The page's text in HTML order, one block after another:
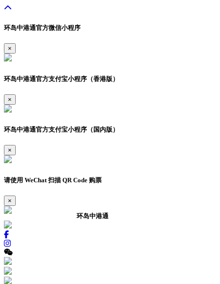
环岛中港通官方微信小程序
×
环岛中港通官方支付宝小程序（香港版）
×
环岛中港通官方支付宝小程序（国内版）
×
请使用 WeChat 扫描 QR Code 购票
×
环岛中港通